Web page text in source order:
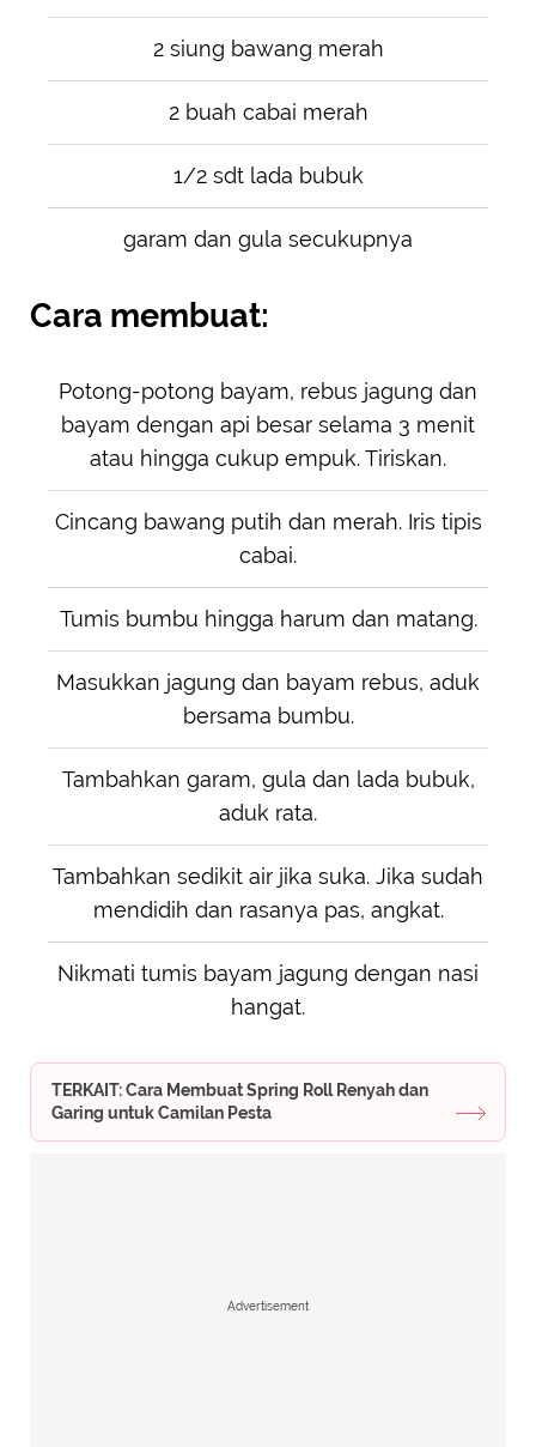
2 siung bawang merah
2 buah cabai merah
1/2 sdt lada bubuk
garam dan gula secukupnya
Cara membuat:
Potong-potong bayam, rebus jagung dan
bayam dengan api besar selama 3 menit
atau hingga cukup empuk. Tiriskan.
Cincang bawang putih dan merah. Iris tipis
cabai.
Tumis bumbu hingga harum dan matang.
Masukkan jagung dan bayam rebus, aduk
bersama bumbu.
Tambahkan garam, gula dan lada bubuk,
aduk rata.
Tambahkan sedikit air jika suka. Jika sudah
mendidih dan rasanya pas, angkat.
Nikmati tumis bayam jagung dengan nasi
hangat.
TERKAIT: Cara Membuat Spring Roll Renyah dan
Garing untuk Camilan Pesta
Advertisement